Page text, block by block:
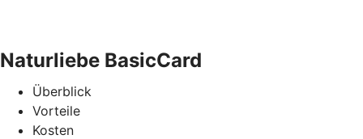
Naturliebe BasicCard
Überblick
Vorteile
Kosten